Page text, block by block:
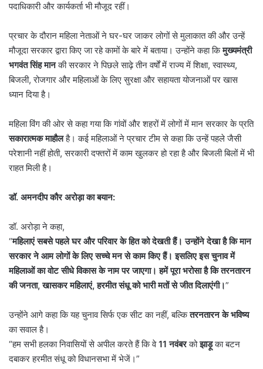
पदाधिकारी और कार्यकर्ता भी मौजूद रहीं।
प्रचार के दौरान महिला नेताओं ने घर-घर जाकर लोगों से मुलाकात की और उन्हें
मौजूदा सरकार द्वारा किए जा रहे कामों के बारे में बताया। उन्होंने कहा किमुख्यमंत्री
भगवंत सिंह मानकी सरकार ने पिछले साढ़े तीन वर्षों में राज्य में शिक्षा, स्वास्थ्य,
बिजली, रोजगार और महिलाओं के लिए सुरक्षा और सहायता योजनाओं पर खास
ध्यान दिया है।
महिला विंग की ओर से कहा गया कि गांवों और शहरों में लोगों में मान सरकार के प्रति
सकारात्मक माहौलहै। कई महिलाओं ने प्रचार टीम से कहा कि उन्हें पहले जैसी
परेशानी नहीं होती, सरकारी दफ्तरों में काम खुलकर हो रहा है और बिजली बिलों में भी
राहत मिली है।
डॉ. अमनदीप कौर अरोड़ा का बयान:
डॉ. अरोड़ा ने कहा,
“महिलाएं सबसे पहले घर और परिवार के हित को देखती हैं। उन्होंने देखा है कि मान
सरकार ने आम लोगों के लिए सच्चे मन से काम किए हैं। इसलिए इस चुनाव में
महिलाओं का वोट सीधे विकास के नाम पर जाएगा। हमें पूरा भरोसा है कि तरनतारन
की जनता,खासकर महिलाएं,हरमीत संधू को भारी मतों से जीत दिलाएंगी।”
उन्होंने आगे कहा कि यह चुनाव सिर्फ एक सीट का नहीं, बल्कितरनतारन के भविष्य
का सवाल है।
“हम सभी हलका निवासियों से अपील करते हैं कि वे11नवंबरकोझाड़ूका बटन
दबाकर हरमीत संधू को विधानसभा में भेजें।”